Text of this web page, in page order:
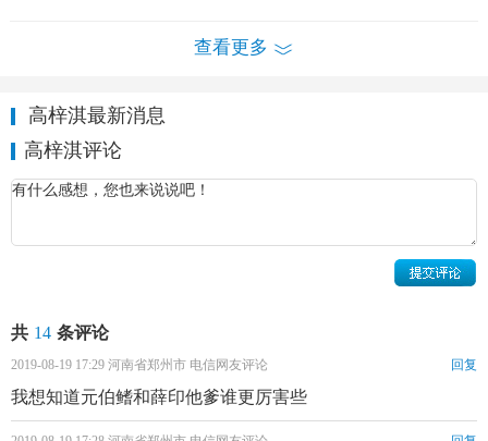
高梓淇个人资料简介 高梓淇情感经历
高梓淇演绎经历：
2003年，参演时装剧《带我飞,带我走》，从而踏入演艺
圈；同年，客串由李平执导的商战剧《挣扎》；10月，参演
合作，参演由李惠民执导的古装历史剧《长剑相思》，饰演
朱厚照。
2005年，客串历史剧《大河颂》；2月，与
查看更多
高梓淇最新消息
高梓淇评论
共 14 条评论
2019-08-19 17:29 河南省郑州市 电信网友评论 回复
我想知道元伯鳍和薛印他爹谁更厉害些